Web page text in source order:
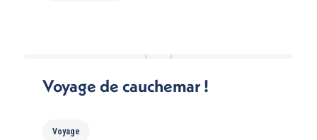
Voyage de cauchemar !
Voyage